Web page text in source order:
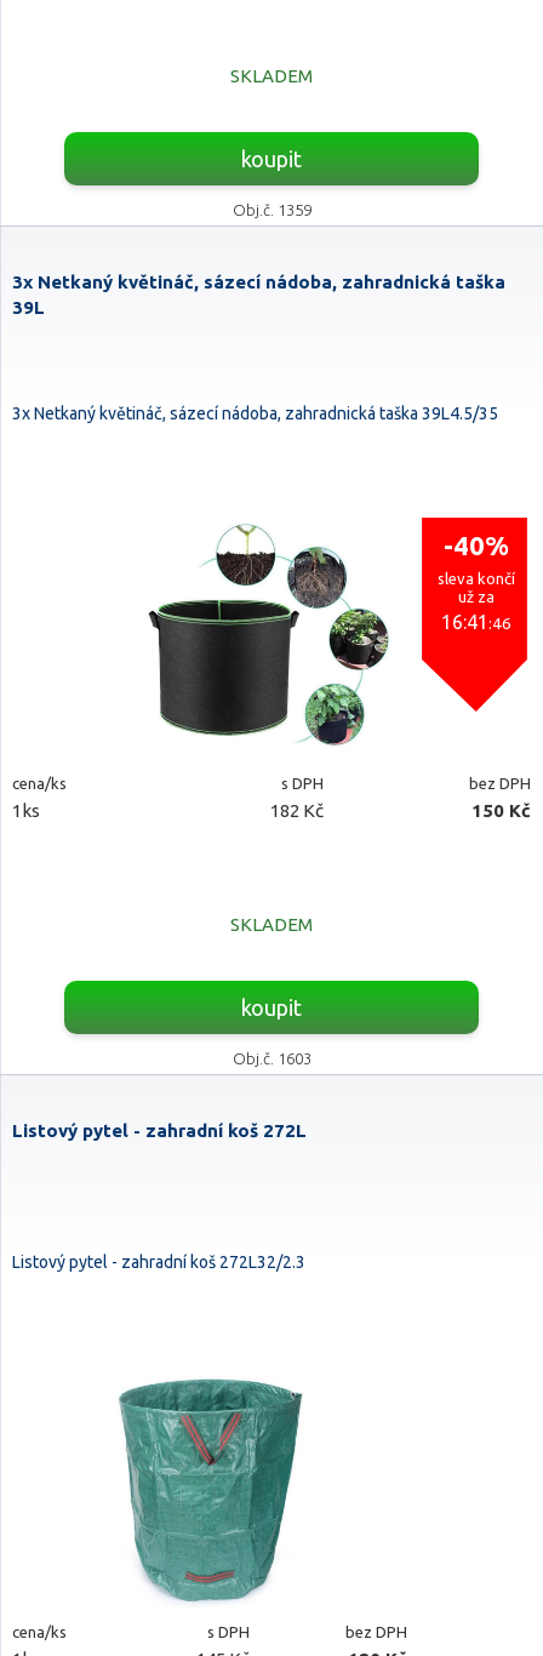
SKLADEM
koupit
Obj.č. 1359
3x Netkaný květináč, sázecí nádoba, zahradnická taška
39L
3x Netkaný květináč, sázecí nádoba, zahradnická taška 39L4.5/35
-40%
sleva končí
už za
16:41:45
cena/ks s DPH bez DPH
1ks 182 Kč 150 Kč
SKLADEM
koupit
Obj.č. 1603
Listový pytel - zahradní koš 272L
Listový pytel - zahradní koš 272L32/2.3
cena/ks s DPH bez DPH